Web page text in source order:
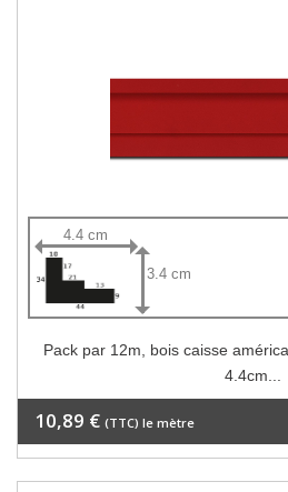
4.4 cm
3.4 cm
Pack par 12m, bois caisse
4.4cm...
10,89 € (TTC) le mètre